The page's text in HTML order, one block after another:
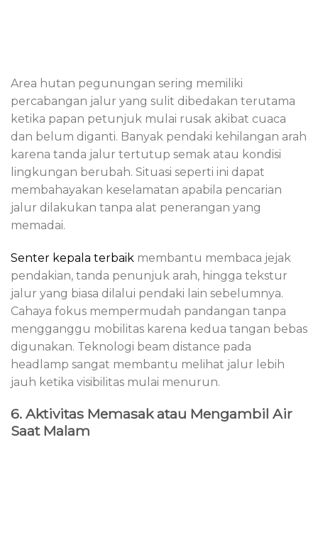
Area hutan pegunungan sering memiliki
percabangan jalur yang sulit dibedakan terutama
ketika papan petunjuk mulai rusak akibat cuaca
dan belum diganti. Banyak pendaki kehilangan arah
karena tanda jalur tertutup semak atau kondisi
lingkungan berubah. Situasi seperti ini dapat
membahayakan keselamatan apabila pencarian
jalur dilakukan tanpa alat penerangan yang
memadai.
Senter kepala terbaik membantu membaca jejak
pendakian, tanda penunjuk arah, hingga tekstur
jalur yang biasa dilalui pendaki lain sebelumnya.
Cahaya fokus mempermudah pandangan tanpa
mengganggu mobilitas karena kedua tangan bebas
digunakan. Teknologi beam distance pada
headlamp sangat membantu melihat jalur lebih
jauh ketika visibilitas mulai menurun.
6. Aktivitas Memasak atau Mengambil Air
Saat Malam